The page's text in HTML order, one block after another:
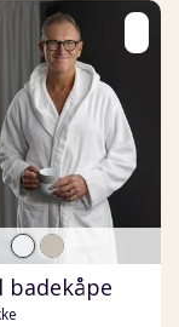
badekåpe